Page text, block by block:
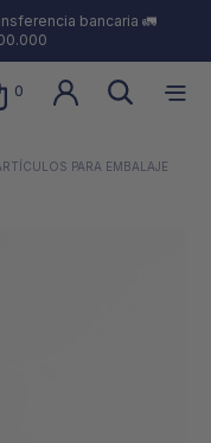
bancaria 🚛
0
PARA EMBALAJE